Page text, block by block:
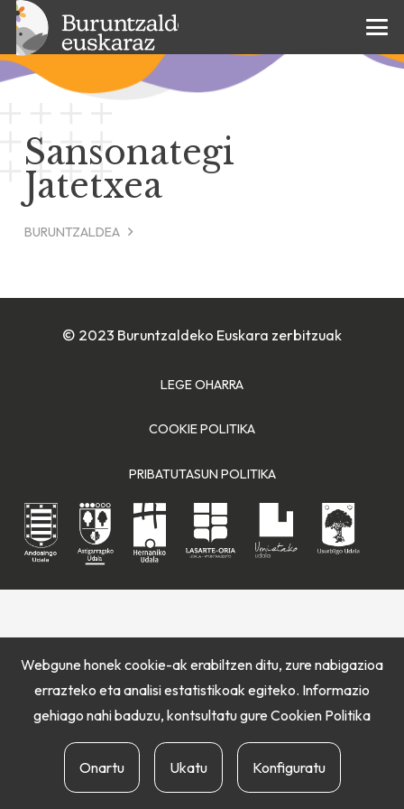
Sansonategi
Jatetxea
BURUNTZALDEA
© 2023 Buruntzaldeko Euskara zerbitzuak
LEGE OHARRA
COOKIE POLITIKA
PRIBATUTASUN POLITIKA
Webgune honek cookie-ak erabiltzen ditu, zure nabigazioa
errazteko eta analisi estatistikoak egiteko. Informazio
gehiago nahi baduzu, kontsultatu gure Cookien Politika
Onartu Ukatu Konfiguratu